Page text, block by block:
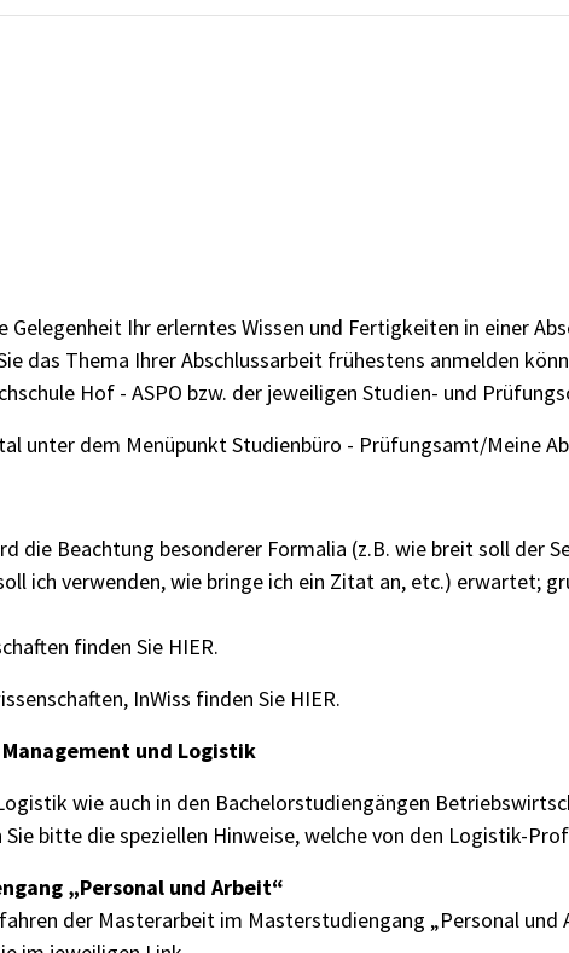
Gelegenheit Ihr erlerntes Wissen und Fertigkeiten in einer
das Thema Ihrer Abschlussarbeit frühestens anmelden
Hof - ASPO bzw. der jeweiligen Studien- und
unter dem Menüpunkt Studienbüro - Prüfungsamt/Meine
die Beachtung besonderer Formalia (z.B. wie breit soll der
ich verwenden, wie bringe ich ein Zitat an, etc.) erwartet;
finden Sie HIER.
InWiss finden Sie HIER.
und Logistik
wie auch in den Bachelorstudiengängen
bitte diespeziellen Hinweise, welche von den Logistik-
„Personal und Arbeit“
der Masterarbeit im Masterstudiengang „Personal und